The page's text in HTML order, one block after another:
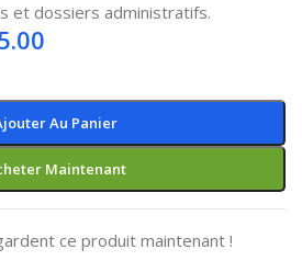
et dossiers administratifs.
Au Panier
Maintenant
ce produit maintenant !